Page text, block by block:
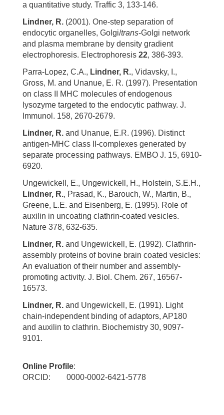
a quantitative study. Traffic 3, 133-146.
Lindner, R. (2001). One-step separation of
endocytic organelles, Golgi/trans-Golgi network
and plasma membrane by density gradient
electrophoresis. Electrophoresis 22, 386-393.
Parra-Lopez, C.A., Lindner, R., Vidavsky, I.,
Gross, M. and Unanue, E. R. (1997). Presentation
on class II MHC molecules of endogenous
lysozyme targeted to the endocytic pathway. J.
Immunol. 158, 2670-2679.
Lindner, R. and Unanue, E.R. (1996). Distinct
antigen-MHC class II-complexes generated by
separate processing pathways. EMBO J. 15, 6910-
6920.
Ungewickell, E., Ungewickell, H., Holstein, S.E.H.,
Lindner, R., Prasad, K., Barouch, W., Martin, B.,
Greene, L.E. and Eisenberg, E. (1995). Role of
auxilin in uncoating clathrin-coated vesicles.
Nature 378, 632-635.
Lindner, R. and Ungewickell, E. (1992). Clathrin-
assembly proteins of bovine brain coated vesicles:
An evaluation of their number and assembly-
promoting activity. J. Biol. Chem. 267, 16567-
16573.
Lindner, R. and Ungewickell, E. (1991). Light
chain-independent binding of adaptors, AP180
and auxilin to clathrin. Biochemistry 30, 9097-
9101.
Online Profile:
ORCID: 0000-0002-6421-5778